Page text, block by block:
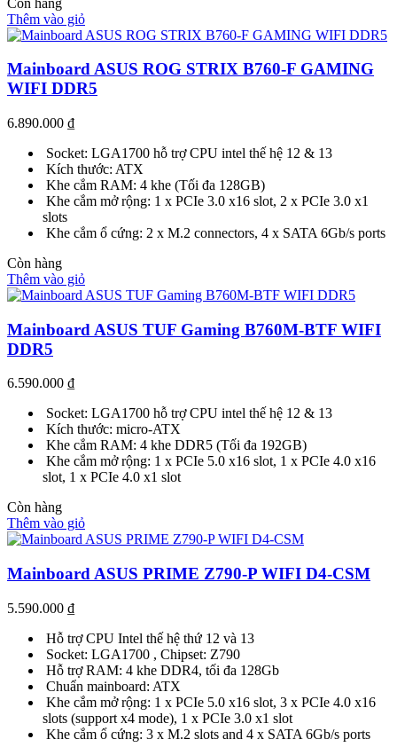
Thêm vào giỏ
Mainboard ASUS ROG STRIX B760-F GAMING
WIFI DDR5
6.890.000 ₫
Socket: LGA1700 hỗ trợ CPU intel thế hệ 12 & 13
Kích thước: ATX
Khe cắm RAM: 4 khe (Tối đa 128GB)
Khe cắm mở rộng: 1 x PCIe 3.0 x16 slot, 2 x PCIe 3.0 x1
slots
Khe cắm ổ cứng: 2 x M.2 connectors, 4 x SATA 6Gb/s ports
Còn hàng
Thêm vào giỏ
Mainboard ASUS TUF Gaming B760M-BTF WIFI
DDR5
6.590.000 ₫
Socket: LGA1700 hỗ trợ CPU intel thế hệ 12 & 13
Kích thước: micro-ATX
Khe cắm RAM: 4 khe DDR5 (Tối đa 192GB)
Khe cắm mở rộng: 1 x PCIe 5.0 x16 slot, 1 x PCIe 4.0 x16
slot, 1 x PCIe 4.0 x1 slot
Còn hàng
Thêm vào giỏ
Mainboard ASUS PRIME Z790-P WIFI D4-CSM
5.590.000 ₫
Hỗ trợ CPU Intel thế hệ thứ 12 và 13
Socket: LGA1700 , Chipset: Z790
Hỗ trợ RAM: 4 khe DDR4, tối đa 128Gb
Chuẩn mainboard: ATX
Khe cắm mở rộng: 1 x PCIe 5.0 x16 slot, 3 x PCIe 4.0 x16
slots (support x4 mode), 1 x PCIe 3.0 x1 slot
Khe cắm ổ cứng: 3 x M.2 slots and 4 x SATA 6Gb/s ports